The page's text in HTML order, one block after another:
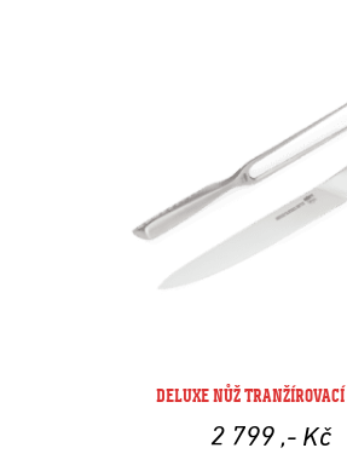
DELUXE NŮŽ
2 799 ,- Kč